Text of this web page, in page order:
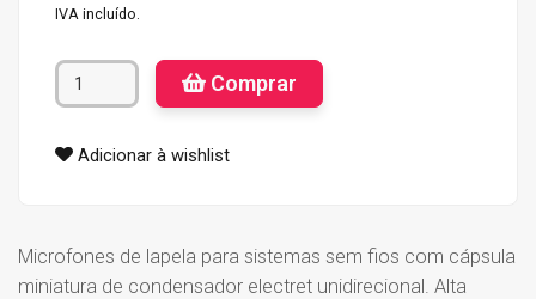
IVA incluído.
Comprar
Adicionar à wishlist
Microfones de lapela para sistemas sem fios com cápsula
miniatura de condensador electret unidirecional. Alta